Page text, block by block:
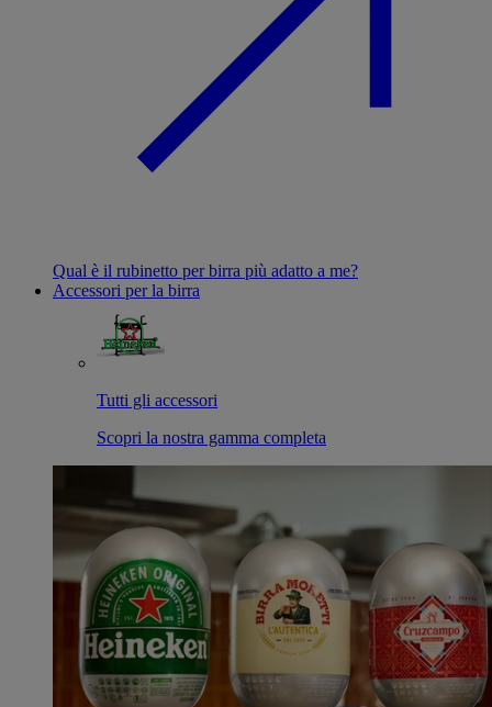
Qual è il rubinetto per birra più adatto a me?
Accessori per la birra
Tutti gli accessori
Scopri la nostra gamma completa